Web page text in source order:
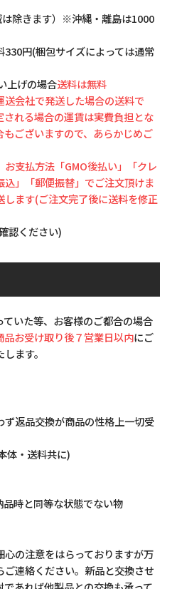
除きます）※沖縄・離島は1000
円(梱包サイズによっては通常
上げの場合送料は無料
会社で発送した場合の送料で
れる場合の運賃は実費負担とな
ございますので、あらかじめご
支払方法「GMO後払い」「クレ
」「郵便振替」でご注文頂けま
します(ご注文完了後に送料を修正
認ください)
いた等、お客様のご都合の場合
品お受け取り後７営業日以内にご
ます。
返品交換が商品の性格上一切受
体・送料共に)
時と同等な状態でない物
の注意をはらっておりますが万
連絡ください。新品と交換させ